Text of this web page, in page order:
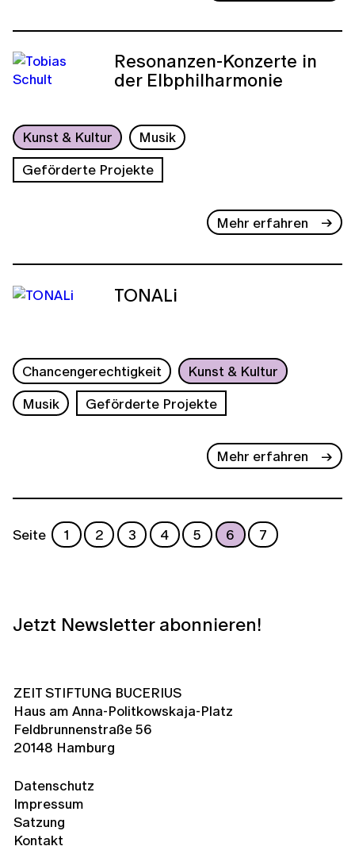
Resonanzen-Konzerte in
der Elbphilharmonie
Kunst & Kultur
Musik
Geförderte Projekte
Mehr erfahren
TONALi
Chancengerechtigkeit
Kunst & Kultur
Musik
Geförderte Projekte
Mehr erfahren
Seite 1 2 3 4 5 6 7
Jetzt Newsletter abonnieren!
ZEIT STIFTUNG BUCERIUS
Haus am Anna-Politkowskaja-Platz
Feldbrunnenstraße 56
20148 Hamburg
Datenschutz
Impressum
Satzung
Kontakt